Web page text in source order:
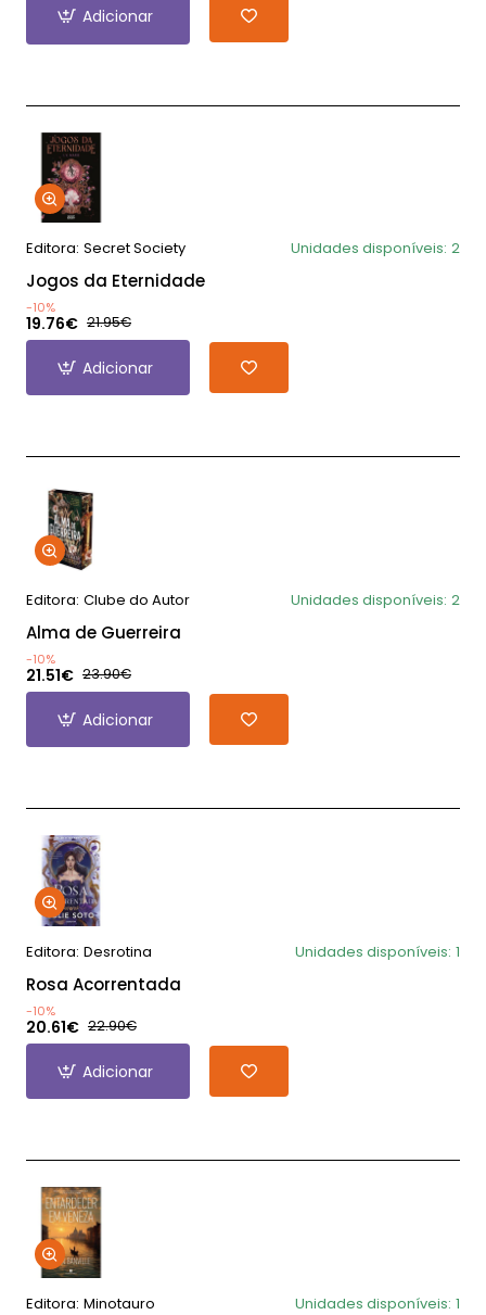
Adicionar
Editora: Secret Society Unidades disponíveis: 2
Jogos da Eternidade
-10%
19.76€ 21.95€
Adicionar
Editora: Clube do Autor Unidades disponíveis: 2
Alma de Guerreira
-10%
21.51€ 23.90€
Adicionar
Editora: Desrotina Unidades disponíveis: 1
Rosa Acorrentada
-10%
20.61€ 22.90€
Adicionar
Editora: Minotauro Unidades disponíveis: 1